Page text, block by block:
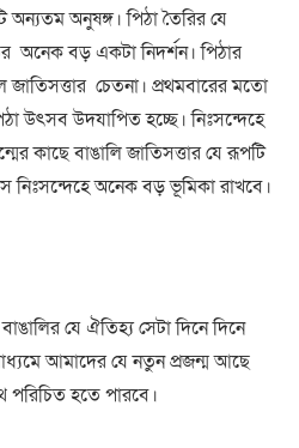
অন্যতমঅনুষঙ্গ। পিঠাতৈরিরযে
অনেকবড়একটানিদর্শন। পিঠার
জাতিসত্তার চেতনা। প্রথমবারেরমতো
উৎসবউদযাপিতহচ্ছে। নিঃসন্দেহে
কাছেবাঙালিজাতিসত্তারযেরূপটি
নিঃসন্দেহেঅনেকবড়ভূমিকারাখবে।
বাঙালিরযে ঐতিহ্যসেটাদিনেদিনে
আমাদেরযেনতুনপ্রজন্মআছে
পরিচিতহতেপারবে।